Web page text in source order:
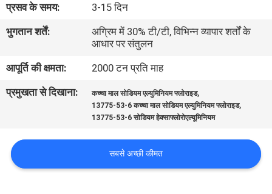
गुणवत्ता
हमसे
समाचार
प्रसव के समय:
3-15 दिन
भुगतान शर्तें:
अग्रिम में 30% टी/टी, विभिन्न व्यापार शर्तों के
आधार पर संतुलन
आपूर्ति की क्षमता:
2000 टन प्रति माह
प्रमुखता से दिखाना:
कच्चा माल सोडियम एल्युमिनियम फ्लोराइड,
13775-53-6 कच्चा माल सोडियम एल्युमिनियम फ्लोराइड,
13775-53-6 सोडियम हेक्साफ्लोरोएल्यूमिनियम
सबसे अच्छी कीमत